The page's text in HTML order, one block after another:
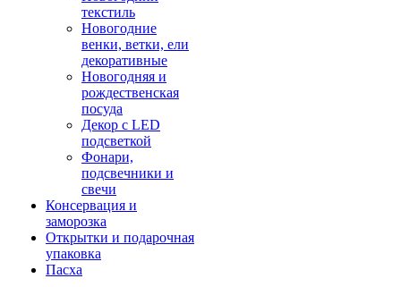
текстиль
Новогодние
венки, ветки, ели
декоративные
Новогодняя и
рождественская
посуда
Декор с LED
подсветкой
Фонари,
подсвечники и
свечи
Консервация и
заморозка
Открытки и подарочная
упаковка
Пасха